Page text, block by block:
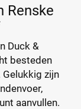
Renske
Duck &
besteden
zijn
aanvullen.